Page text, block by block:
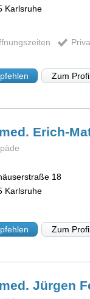
Karlsruhe
Zum
Erich-
18
Karlsruhe
Zum
Jürgen